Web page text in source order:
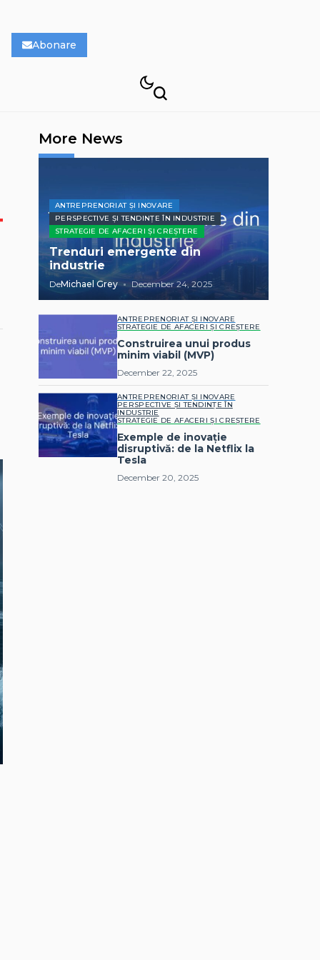
Abonare
More News
ANTREPRENORIAT ȘI INOVARE
PERSPECTIVE ȘI TENDINȚE ÎN INDUSTRIE
STRATEGIE DE AFACERI ȘI CREȘTERE
Trenduri emergente din
industrie
DeMichael Grey December 24, 2025
ANTREPRENORIAT ȘI INOVARE
STRATEGIE DE AFACERI ȘI CREȘTERE
Construirea unui produs
minim viabil (MVP)
December 22, 2025
ANTREPRENORIAT ȘI INOVARE
PERSPECTIVE ȘI TENDINȚE ÎN
INDUSTRIE
STRATEGIE DE AFACERI ȘI CREȘTERE
Exemple de inovație
disruptivă: de la Netflix la
Tesla
December 20, 2025